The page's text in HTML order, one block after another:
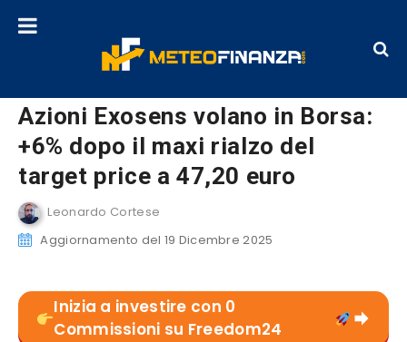
Azioni Exosens volano in Borsa:
+6% dopo il maxi rialzo del
target price a 47,20 euro
Leonardo Cortese
Aggiornamento del 19 Dicembre 2025
Inizia a investire con 0
Commissioni su Freedom24